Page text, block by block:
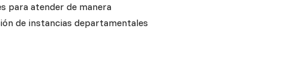
para atender de manera
de instancias departamentales